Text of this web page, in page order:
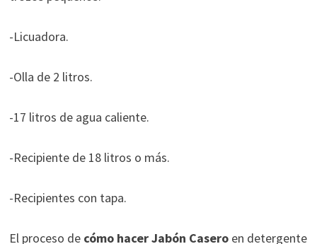
-Licuadora.
-Olla de 2 litros.
-17 litros de agua caliente.
-Recipiente de 18 litros o más.
-Recipientes con tapa.
El proceso de cómo hacer Jabón Caseroen detergente